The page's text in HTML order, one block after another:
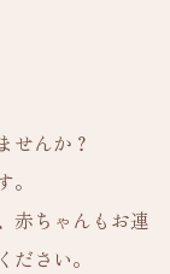
せんか？
赤ちゃんもお連
さい。